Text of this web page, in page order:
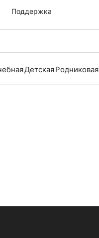
Поддержка
ДетскаяРодниковая